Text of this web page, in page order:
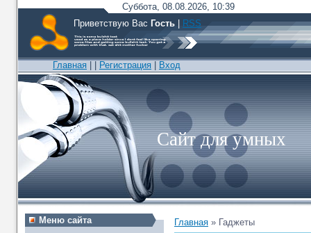
Суббота, 08.08.2026, 10:39
Приветствую Вас Гость RSS
Главная Регистрация Вход
Сайт для умных
Меню сайта Главная » Гаджеты